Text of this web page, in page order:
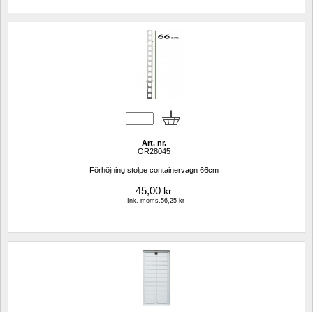
Art. nr.
OR28045
Förhöjning stolpe containervagn 66cm
45,00 kr
Ink. moms.56,25 kr